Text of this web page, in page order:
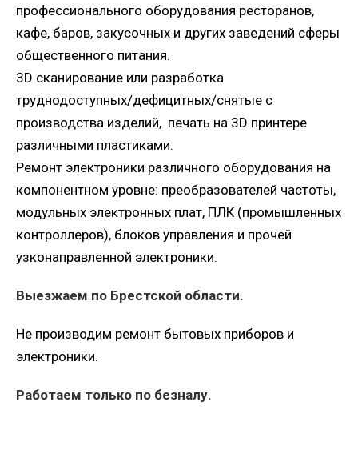
профессионального оборудования ресторанов,
кафе, баров, закусочных и других заведений сферы
общественного питания.
3D сканирование или разработка
труднодоступных/дефицитных/снятые с
производства изделий, печать на 3D принтере
различными пластиками.
Ремонт электроники различного оборудования на
компонентном уровне: преобразователей частоты,
модульных электронных плат, ПЛК (промышленных
контроллеров), блоков управления и прочей
узконаправленной электроники.
Выезжаем по Брестской области.
Не производим ремонт бытовых приборов и
электроники.
Работаем только по безналу.